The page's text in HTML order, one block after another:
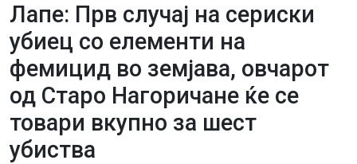
Лапе: Прв случај на сериски
убиец со елементи на
фемицид во земјава, овчарот
од Старо Нагоричане ќе се
товари вкупно за шест
убиства